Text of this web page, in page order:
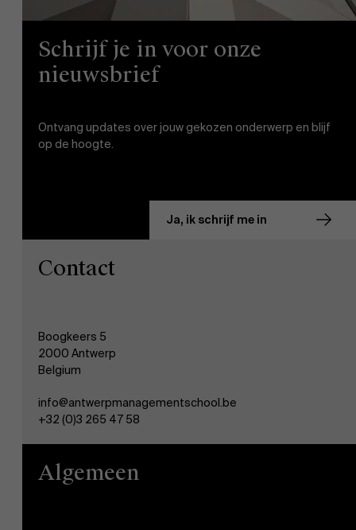
Schrijf je in voor onze
nieuwsbrief
Ontvang updates over jouw gekozen onderwerp en blijf
op de hoogte.
Ja, ik schrijf me in
Contact
Boogkeers 5
2000 Antwerp
Belgium
info@antwerpmanagementschool.be
+32 (0)3 265 47 58
Algemeen